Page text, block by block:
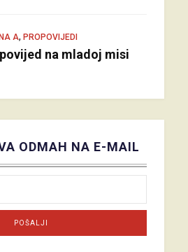
A, PROPOVIJEDI
na mladoj misi
ODMAH NA E-MAIL